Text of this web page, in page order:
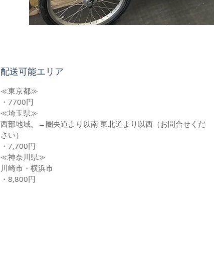
配送可能エリア
≪東京都≫
・7700円
≪埼玉県≫
西部地域。→圏央道より以南 東北道より以西（お問合せくだ
さい）
・7,700円
≪神奈川県≫
川崎市・横浜市
・8,800円